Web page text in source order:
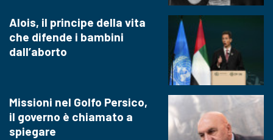
Alois, il principe della vita
che difende i bambini
dall’aborto
Missioni nel Golfo Persico,
il governo è chiamato a
spiegare